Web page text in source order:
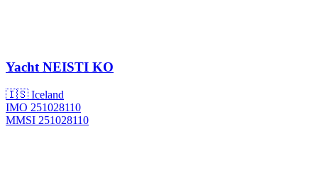
YachtNEISTI KO
🇮🇸 Iceland
IMO 251028110
MMSI 251028110